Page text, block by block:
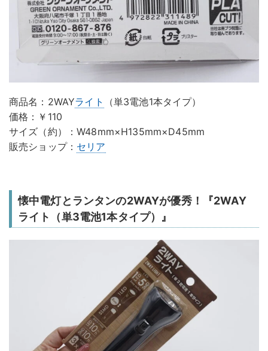
商品名：2WAYライト
（単3電池1本タイプ）
価格：￥110
サイズ（約）：W48mm×H135mm×D45mm
販売ショップ： セリア
懐中電灯とランタンの2WAYが優秀！『2WAY
ライト（単3電池1本タイプ）』